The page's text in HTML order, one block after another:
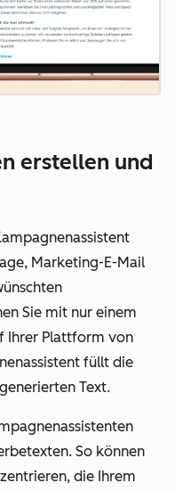
erstellen und
Marketing-E-Mail
Sie mit nur einem
Ihrer Plattform von
füllt die
Text.
So können
die Ihrem